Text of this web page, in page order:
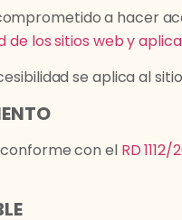
comprometido a hacer
los sitios web y
se aplica al
con el RD 1112/